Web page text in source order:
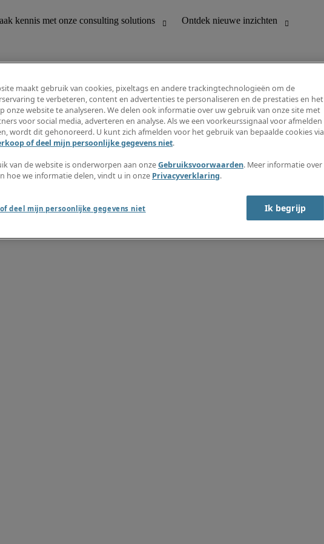
office support
Ontdek nieuwe inzichten
Jobomschrijvingen
Salarisgids
Timesheets
Maak een jobalert aan
Informatiecentrum
maakt gebruik van cookies, pixeltags en andere trackingtechnologieën om de
te verbeteren, content en advertenties te personaliseren en de prestaties en het
onze website te analyseren. We delen ook informatie over uw gebruik van onze site met
voor social media, adverteren en analyse. Als we een voorkeurssignaal voor afmelden
wordt dit gehonoreerd. U kunt zich afmelden voor het gebruik van bepaalde cookies via
of deel mijn persoonlijke gegevens niet.
van de website is onderworpen aan onzeGebruiksvoorwaarden. Meer informatie over
hoe we informatie delen, vindt u in onze Privacyverklaring.
deel mijn persoonlijke gegevens niet Ik begrijp